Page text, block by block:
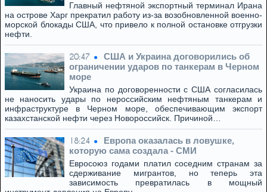
Главный нефтяной экспортный терминал Ирана
на острове Харг прекратил работу из-за возобновленной военно-
морской блокады США, что привело к полной остановке отгрузки
нефти.
20:47
США и Украина договорились об
ограничении ударов по танкерам в Черном
море
Украина по договоренности с США согласилась
не наносить удары по нероссийским нефтяным танкерам и
инфраструктуре в Черном море, обеспечивающим экспорт
казахстанской нефти через Новороссийск. Причиной…
18:24
Европа оказалась в ловушке,
которую сама создала - СМИ
Евросоюз годами платил соседним странам за
сдерживание мигрантов, но теперь эта
зависимость превратилась в мощный